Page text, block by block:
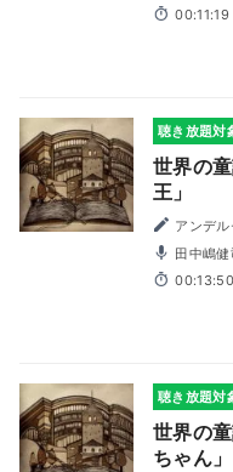
00:11:19
聴き放題対
世界の
王」
アンデ
郎
00:13:50
聴き放題対
世界の
ちゃん」